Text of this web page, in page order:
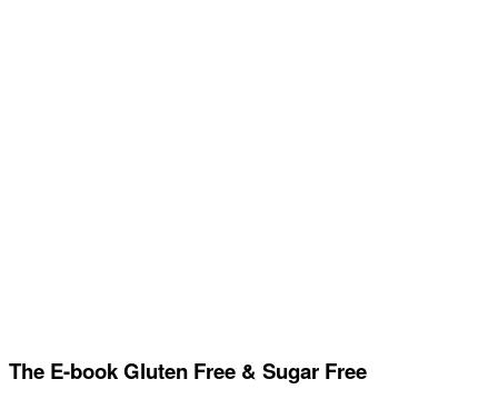
The E-book Gluten Free & Sugar Free